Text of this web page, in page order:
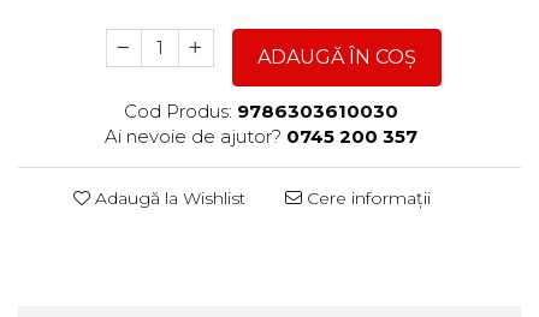
ADAUGĂ ÎN COȘ
Cod Produs: 9786303610030
Ai nevoie de ajutor? 0745 200 357
Adaugă la Wishlist Cere informații